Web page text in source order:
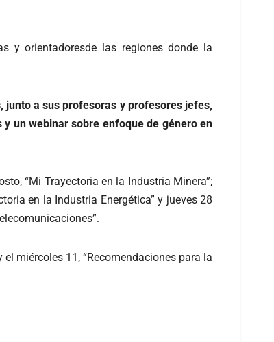
y orientadoresde las regiones donde la
junto a sus profesoras y profesores jefes,
un webinar sobre enfoque de género en
“Mi Trayectoria en la Industria Minera”;
en la Industria Energética” y jueves 28
miércoles 11, “Recomendaciones para la